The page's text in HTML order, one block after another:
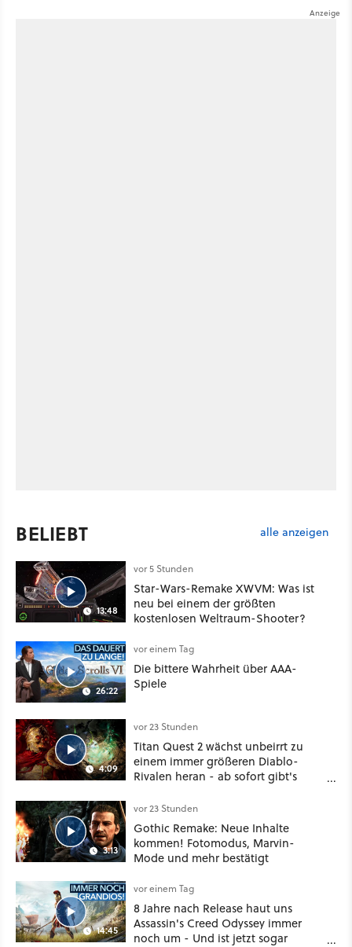
BELIEBT alle anzeigen
13:48
vor 5 Stunden
Star-Wars-Remake XWVM: Was ist
neu bei einem der größten
kostenlosen Weltraum-Shooter?
26:22
vor einem Tag
Die bittere Wahrheit über AAA-
Spiele
4:09
vor 23 Stunden
Titan Quest 2 wächst unbeirrt zu
einem immer größeren Diablo-
Rivalen heran - ab sofort gibt's
Klasse
3:13
vor 23 Stunden
Gothic Remake: Neue Inhalte
kommen! Fotomodus, Marvin-
Mode und mehr bestätigt
14:45
vor einem Tag
8 Jahre nach Release haut uns
Assassin's Creed Odyssey immer
noch um - Und ist jetzt sogar